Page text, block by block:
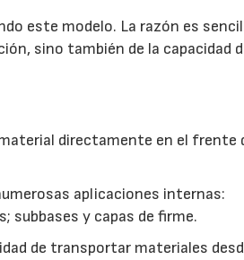
este modelo. La razón es
sino también de la capacidad
directamente en el frente
aplicaciones internas:
subbases y capas de firme.
de transportar materiales